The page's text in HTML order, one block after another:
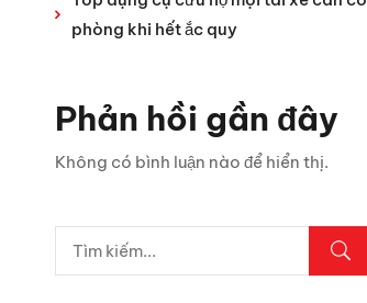
phòng khi hết ắc quy
Phản hồi gần đây
Không có bình luận nào để hiển thị.